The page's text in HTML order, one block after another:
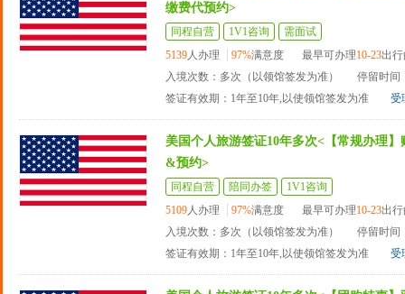
缴费代预约>
同程自营 1V1咨询
需面试
5139人办理 97%满意度 最早可办理10-23出
入境次数：多次（以领馆签发为准）
停留时间
签证有效期：1年至10年,以使领馆签发为准
受
美国个人旅游签证10年多次<【常规办理
&预约>
同程自营 陪同办签
1V1咨询
5109人办理 97%满意度 最早可办理10-23出
入境次数：多次（以领馆签发为准）
停留时间
签证有效期：1年至10年,以使领馆签发为准
受